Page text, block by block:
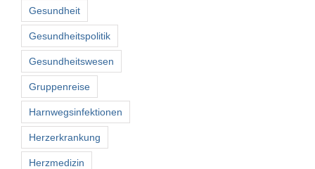
Gesundheit
Gesundheitspolitik
Gesundheitswesen
Gruppenreise
Harnwegsinfektionen
Herzerkrankung
Herzmedizin